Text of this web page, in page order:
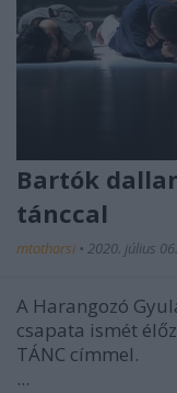
Bartók
tánccal
mtothorsi • 2020. július 06.
A Harangozó
csapata ismét
TÁNC címmel.
...